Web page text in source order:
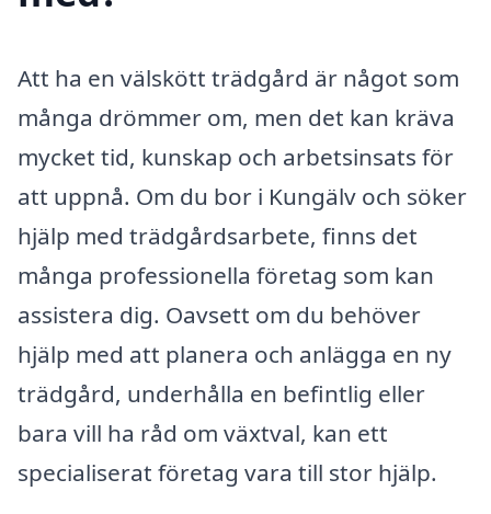
Att ha en välskött trädgård är något som
många drömmer om, men det kan kräva
mycket tid, kunskap och arbetsinsats för
att uppnå. Om du bor i Kungälv och söker
hjälp med trädgårdsarbete, finns det
många professionella företag som kan
assistera dig. Oavsett om du behöver
hjälp med att planera och anlägga en ny
trädgård, underhålla en befintlig eller
bara vill ha råd om växtval, kan ett
specialiserat företag vara till stor hjälp.